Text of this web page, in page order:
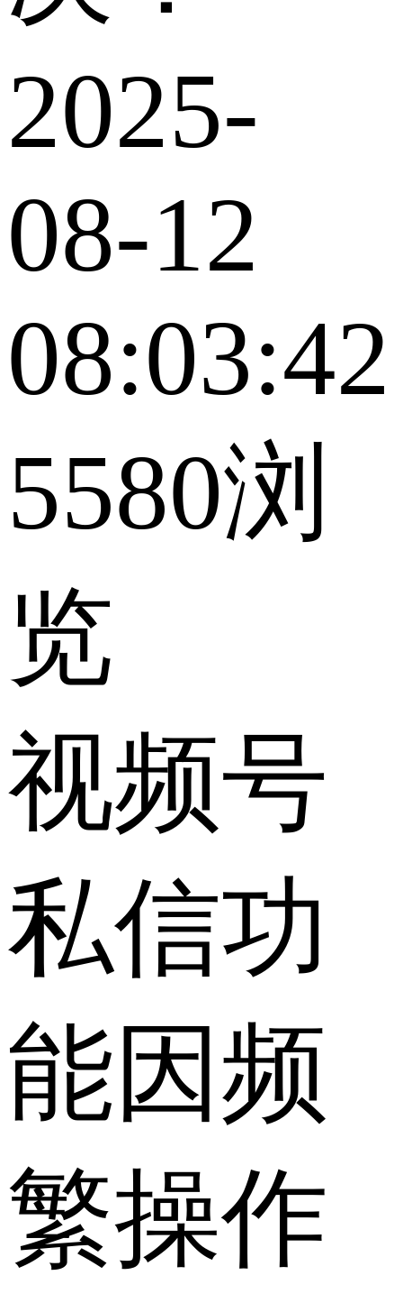
2025-
08-12
08:03:42
5580浏
览
视频号
私信功
能因频
繁操作